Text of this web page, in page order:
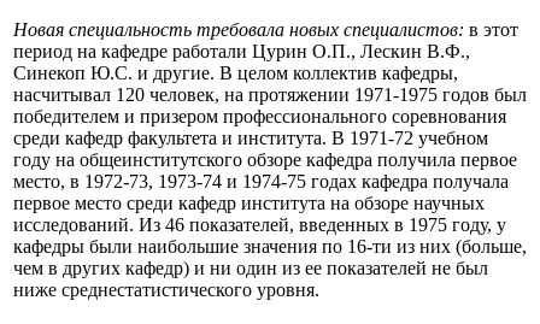
Новая специальность требовала новых специалистов: в этот
период на кафедре работали Цурин О.П., Лескин В.Ф.,
Синекоп Ю.С. и другие. В целом коллектив кафедры,
насчитывал 120 человек, на протяжении 1971-1975 годов был
победителем и призером профессионального соревнования
среди кафедр факультета и института. В 1971-72 учебном
году на общеинститутского обзоре кафедра получила первое
место, в 1972-73, 1973-74 и 1974-75 годах кафедра получала
первое место среди кафедр института на обзоре научных
исследований. Из 46 показателей, введенных в 1975 году, у
кафедры были наибольшие значения по 16-ти из них (больше,
чем в других кафедр) и ни один из ее показателей не был
ниже среднестатистического уровня.